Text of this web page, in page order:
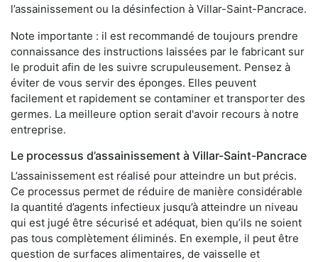
l’assainissement ou la désinfection à Villar-Saint-Pancrace.
Note importante : il est recommandé de toujours prendre
connaissance des instructions laissées par le fabricant sur
le produit afin de les suivre scrupuleusement. Pensez à
éviter de vous servir des éponges. Elles peuvent
facilement et rapidement se contaminer et transporter des
germes. La meilleure option serait d'avoir recours à notre
entreprise.
Le processus d’assainissement à Villar-Saint-Pancrace
L’assainissement est réalisé pour atteindre un but précis.
Ce processus permet de réduire de manière considérable
la quantité d’agents infectieux jusqu’à atteindre un niveau
qui est jugé être sécurisé et adéquat, bien qu’ils ne soient
pas tous complètement éliminés. En exemple, il peut être
question de surfaces alimentaires, de vaisselle et